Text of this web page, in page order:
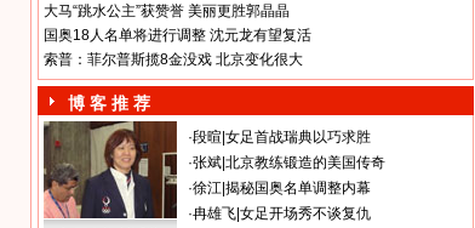
大马“跳水公主”获赞誉 美丽更胜郭晶晶
国奥18人名单将进行调整 沈元龙有望复活
索普：菲尔普斯揽8金没戏 北京变化很大
博 客 推 荐
·段暄 女足首战瑞典以巧求胜
·张斌 北京教练锻造的美国传奇
·徐江 揭秘国奥名单调整内幕
·冉雄飞 女足开场秀不谈复仇